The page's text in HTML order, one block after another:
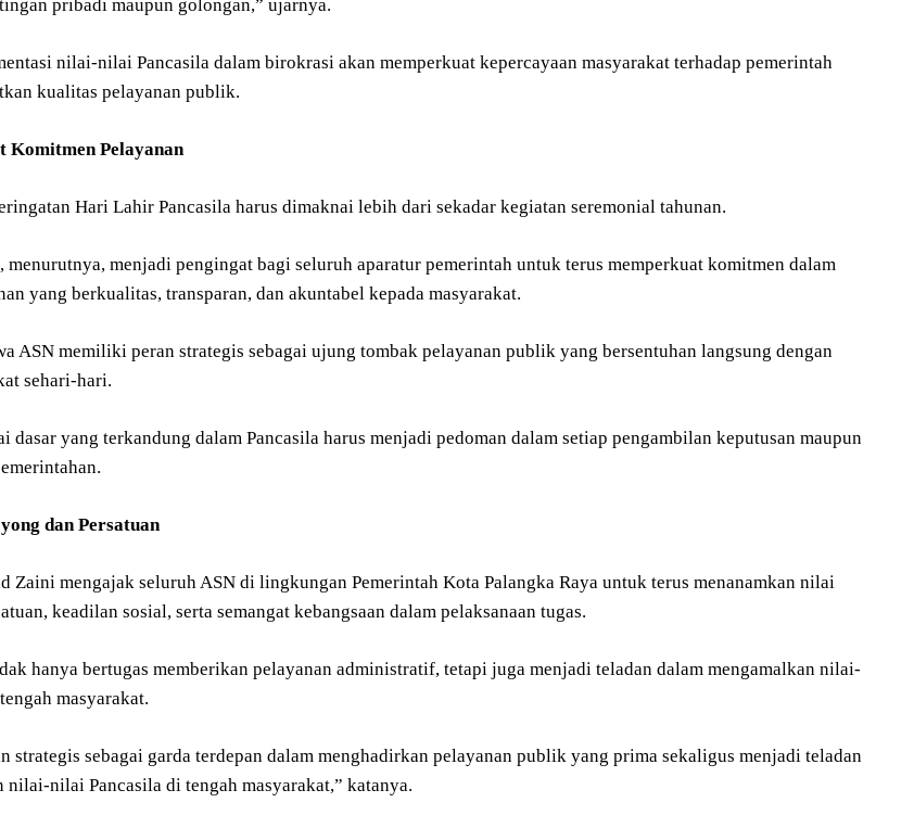
pribadi maupun golongan,” ujarnya.
nilai-nilai Pancasila dalam birokrasi akan memperkuat kepercayaan masyarakat terhadap pemerintah
kualitas pelayanan publik.
Komitmen Pelayanan
Hari Lahir Pancasila harus dimaknai lebih dari sekadar kegiatan seremonial tahunan.
menurutnya, menjadi pengingat bagi seluruh aparatur pemerintah untuk terus memperkuat komitmen dalam
yang berkualitas, transparan, dan akuntabel kepada masyarakat.
ASN memiliki peran strategis sebagai ujung tombak pelayanan publik yang bersentuhan langsung dengan
sehari-hari.
yang terkandung dalam Pancasila harus menjadi pedoman dalam setiap pengambilan keputusan maupun
dan Persatuan
Zaini mengajak seluruh ASN di lingkungan Pemerintah Kota Palangka Raya untuk terus menanamkan nilai
keadilan sosial, serta semangat kebangsaan dalam pelaksanaan tugas.
hanya bertugas memberikan pelayanan administratif, tetapi juga menjadi teladan dalam mengamalkan nilai-
masyarakat.
strategis sebagai garda terdepan dalam menghadirkan pelayanan publik yang prima sekaligus menjadi teladan
nilai-nilai Pancasila di tengah masyarakat,” katanya.